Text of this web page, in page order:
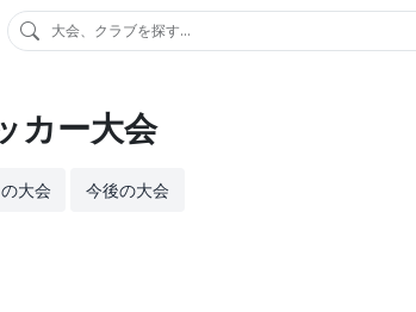
大会、クラブを探す...
カー大会
大会 今後の大会